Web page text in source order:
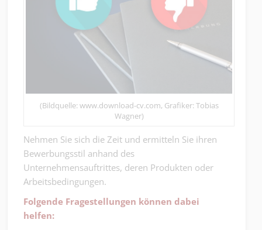
(Bildquelle: www.download-cv.com, Grafiker: Tobias
Wagner)
Nehmen Sie sich die Zeit und ermitteln Sie ihren
Bewerbungsstil anhand des
Unternehmensauftrittes, deren Produkten oder
Arbeitsbedingungen.
Folgende Fragestellungen können dabei
helfen: